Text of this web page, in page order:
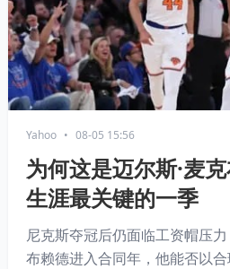
Yahoo • 08-05 15:56
为何这是迈尔斯·麦
生涯最关键的一季
尼克斯夺冠后仍面临工资帽压
布赖德进入合同年，他能否以合